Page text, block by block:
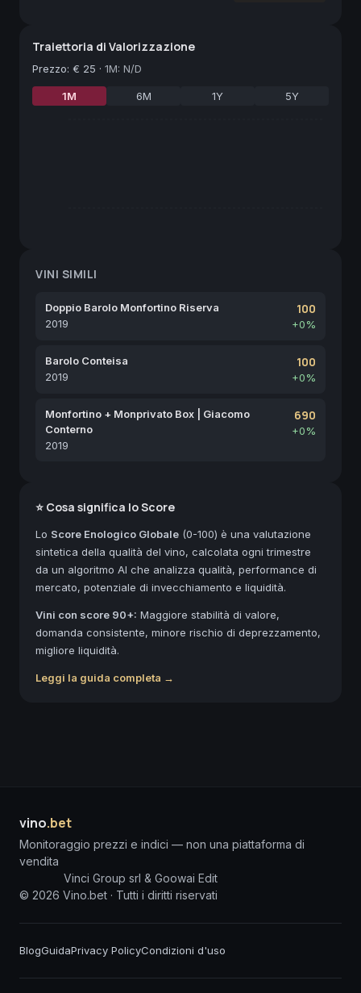
Traiettoria di Valorizzazione
Prezzo: € 25 · 1M: N/D
1M 6M 1Y 5Y
VINI SIMILI
Doppio Barolo Monfortino Riserva
2019
100
+0%
Barolo Conteisa
2019
100
+0%
Monfortino + Monprivato Box | Giacomo
Conterno
2019
690
+0%
⭐ Cosa significa lo Score
Lo Score Enologico Globale (0-100) è una valutazione
sintetica della qualità del vino, calcolata ogni trimestre
da un algoritmo AI che analizza qualità, performance di
mercato, potenziale di invecchiamento e liquidità.
Vini con score 90+: Maggiore stabilità di valore,
domanda consistente, minore rischio di deprezzamento,
migliore liquidità.
Leggi la guida completa →
vino.bet
Monitoraggio prezzi e indici — non una piattaforma di
vendita
Vinci Group srl & Goowai Edit
© 2026 Vino.bet · Tutti i diritti riservati
BlogGuidaPrivacy PolicyCondizioni d'uso